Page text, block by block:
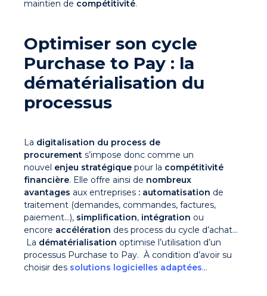
maintien de compétitivité.
Optimiser son cycle
Purchase to Pay : la
dématérialisation du
processus
La digitalisation du process de
procurement s’impose donc comme un
nouvel enjeu stratégique pour la compétitivité
financière. Elle offre ainsi de nombreux
avantages aux entreprises : automatisation de
traitement (demandes, commandes, factures,
paiement…), simplification, intégration ou
encore accélération des process du cycle d’achat…
La dématérialisation optimise l’utilisation d’un
processus Purchase to Pay. À condition d’avoir su
choisir des solutions logicielles adaptées…